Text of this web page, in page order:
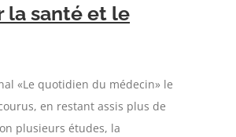
la santé et le
«Le quotidien du médecin» le
en restant assis plus de
plusieurs études, la